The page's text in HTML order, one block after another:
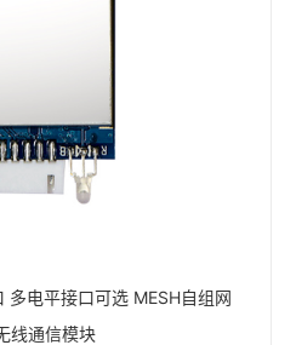
多电平接口可选 MESH自组网
线通信模块